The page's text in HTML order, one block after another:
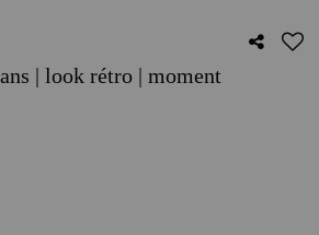
| look rétro | moment